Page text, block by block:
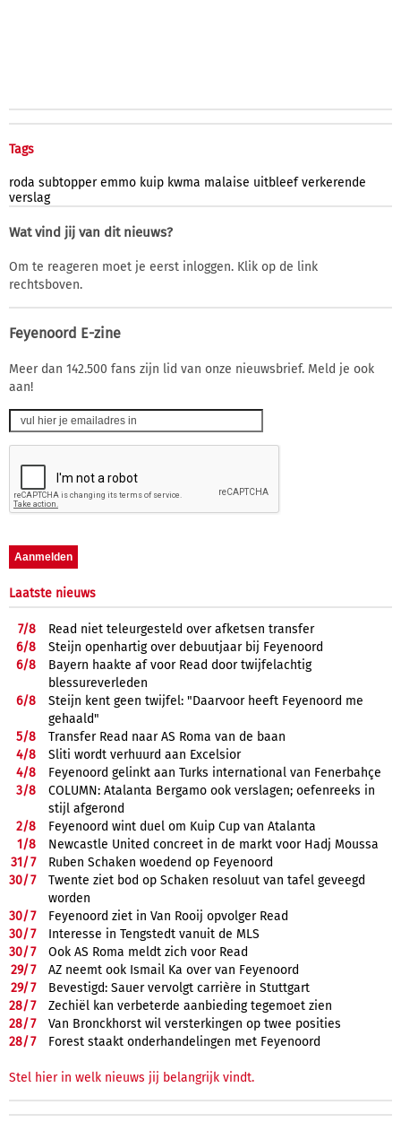
Tags
roda subtopper emmo kuip kwma malaise uitbleef verkerende
verslag
Wat vind jij van dit nieuws?
Om te reageren moet je eerst inloggen. Klik op de link
rechtsboven.
Feyenoord E-zine
Meer dan 142.500 fans zijn lid van onze nieuwsbrief. Meld je ook
aan!
Laatste nieuws
7/8
Read niet teleurgesteld over afketsen transfer
6/8
Steijn openhartig over debuutjaar bij Feyenoord
6/8
Bayern haakte af voor Read door twijfelachtig
blessureverleden
6/8
Steijn kent geen twijfel: "Daarvoor heeft Feyenoord me
gehaald"
5/8
Transfer Read naar AS Roma van de baan
4/8
Sliti wordt verhuurd aan Excelsior
4/8
Feyenoord gelinkt aan Turks international van Fenerbahçe
3/8
COLUMN: Atalanta Bergamo ook verslagen; oefenreeks in
stijl afgerond
2/8
Feyenoord wint duel om Kuip Cup van Atalanta
1/8
Newcastle United concreet in de markt voor Hadj Moussa
31/7
Ruben Schaken woedend op Feyenoord
30/7
Twente ziet bod op Schaken resoluut van tafel geveegd
worden
30/7
Feyenoord ziet in Van Rooij opvolger Read
30/7
Interesse in Tengstedt vanuit de MLS
30/7
Ook AS Roma meldt zich voor Read
29/7
AZ neemt ook Ismail Ka over van Feyenoord
29/7
Bevestigd: Sauer vervolgt carrière in Stuttgart
28/7
Zechiël kan verbeterde aanbieding tegemoet zien
28/7
Van Bronckhorst wil versterkingen op twee posities
28/7 Forest staakt onderhandelingen met Feyenoord
Stel hier in welk nieuws jij belangrijk vindt.